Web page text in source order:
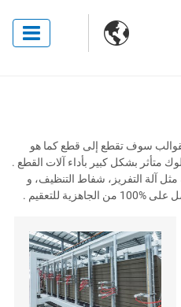

سوف تقطع إلى قطع كما هو
متأثر بشكل كبير بأداء آلات القطع .
مثل آلة التفريز، شفاط التنظيف، و
على 100% من الجاهزية للتعقيم .